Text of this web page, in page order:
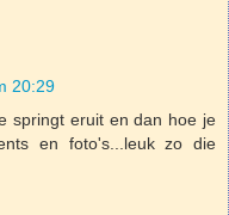
20:29
springt eruit en dan hoe je
en foto's...leuk zo die